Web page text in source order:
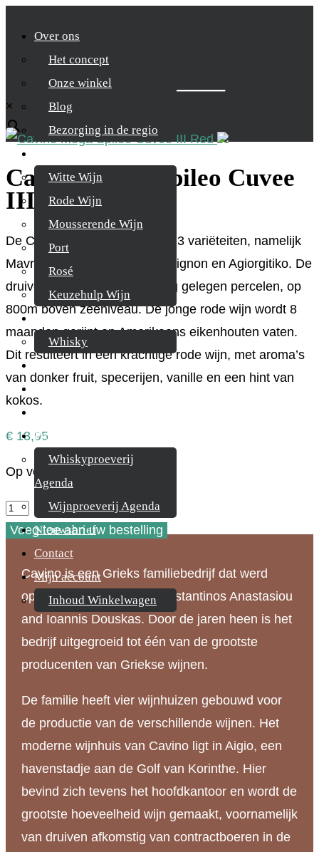
Over ons
Het concept
Onze winkel
Blog
Bezorging in de regio
Witte Wijn
Rode Wijn
Mousserende Wijn
Port
Rosé
Keuzehulp Wijn
Whisky
Whisky
Proeverijen
Whiskyproeverij
Agenda
Wijnproeverij Agenda
Nieuwsbrief
Contact
Mijn account
Inhoud Winkelwagen
Zoek je product
×
Cavino Mega Spileo Cuvee
III Red
De Cuvee III is een blend van 3 variëteiten, namelijk
Mavrodaphne, Cabernet Sauvignon en Agiorgitiko. De
druiven zijn afkomstig uit hoog gelegen percelen, op
800m boven zeeniveau. De jonge rode wijn wordt 8
maanden gerijpt op Amerikaans eikenhouten vaten.
Dit resulteert in een krachtige rode wijn, met aroma’s
van donker fruit, specerijen, vanille en een hint van
kokos.
€ 13,95
Op voorraad
Cavino
Mega
Spileo
Cuvee
Red
aantal
Voeg toe aan uw bestelling
Cavino is een Grieks familiebedrijf dat werd
opgericht in 1958 door Konstantinos Anastasiou
and Ioannis Douskas. Door de jaren heen is het
bedrijf uitgegroeid tot één van de grootste
producenten van Griekse wijnen.
De familie heeft vier wijnhuizen gebouwd voor
de productie van de verschillende wijnen. Het
moderne wijnhuis van Cavino ligt in Aigio, een
havenstadje aan de Golf van Korinthe. Hier
bevind zich tevens het hoofdkantoor en wordt de
grootste hoeveelheid wijn gemaakt, voornamelijk
van druiven afkomstig van contractboeren in de